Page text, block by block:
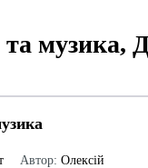
музика,
Автор: Олексій